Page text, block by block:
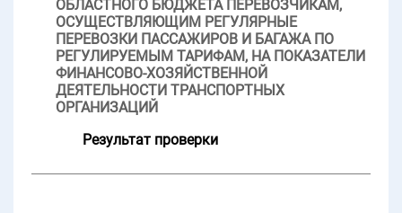
ОБЛАСТНОГО БЮДЖЕТА ПЕРЕВОЗЧИКАМ,
ОСУЩЕСТВЛЯЮЩИМ РЕГУЛЯРНЫЕ
ПЕРЕВОЗКИ ПАССАЖИРОВ И БАГАЖА ПО
РЕГУЛИРУЕМЫМ ТАРИФАМ, НА ПОКАЗАТЕЛИ
ФИНАНСОВО-ХОЗЯЙСТВЕННОЙ
ДЕЯТЕЛЬНОСТИ ТРАНСПОРТНЫХ
ОРГАНИЗАЦИЙ
Результат проверки